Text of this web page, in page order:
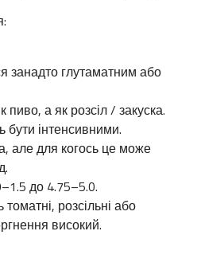
занадто глутаматним або
а як розсіл / закуска.
бути інтенсивними.
але для когось це може
до 4.75–5.0.
розсільні або
високий.